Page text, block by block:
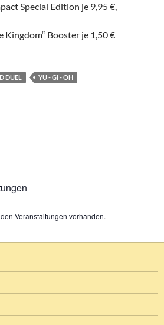
Special Edition je 9,95 €,
Kingdom“ Booster je 1,50 €
DUEL YU - GI - OH
Veranstaltungen vorhanden.